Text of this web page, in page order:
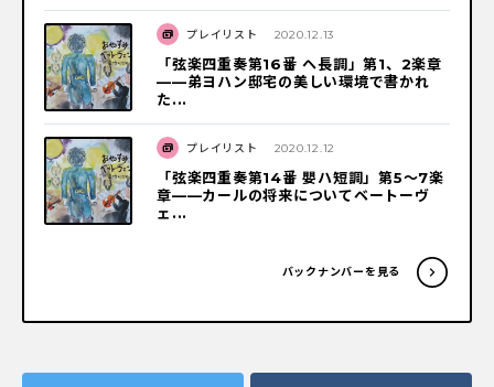
プレイリスト 2020.12.13
「弦楽四重奏第16番 ヘ長調」第1、2楽章
——弟ヨハン邸宅の美しい環境で書かれ
た...
プレイリスト 2020.12.12
「弦楽四重奏第14番 嬰ハ短調」第5〜7楽
章——カールの将来についてベートーヴ
ェ...
バックナンバーを見る